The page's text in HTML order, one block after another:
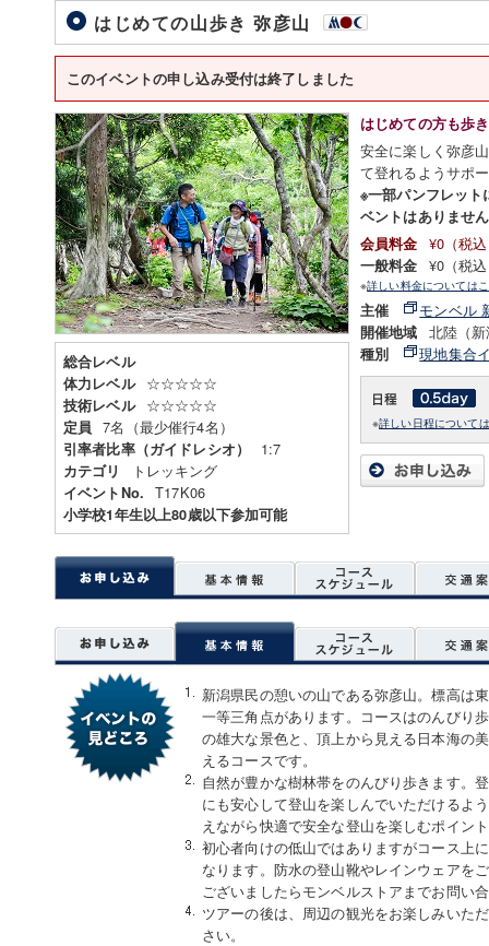
はじめての山歩き 弥彦山
このイベントの申し込み受付は終了しました
総合レベル
体力レベル
☆☆☆☆☆
技術レベル ☆☆☆☆☆
定員 7名（最少催行4名）
引率者比率（ガイドレシオ） 1:7
カテゴリ トレッキング
イベントNo. T17K06
小学校1年生以上80歳以下参加可能
はじめての方も歩
安全に楽しく弥彦
て登れるようサポ
※一部パンフレット
ベントはありませ
会員料金
¥0（税
一般料金 ¥0（税
※詳しい料金については
主催 モンベル
開催地域 北陸（
種別 現地集合
※詳しい日程について
新潟県民の憩いの山である弥彦山。標高は
一等三角点があります。コースはのんびり
の雄大な景色と、頂上から見える日本海の
えるコースです。
自然が豊かな樹林帯をのんびり歩きます。
にも安心して登山を楽しんでいただけるよ
えながら快適で安全な登山を楽しむポイン
初心者向けの低山ではありますがコース上
なります。防水の登山靴やレインウェアを
ございましたらモンベルストアまでお問い
ツアーの後は、周辺の観光をお楽しみいた
さい。